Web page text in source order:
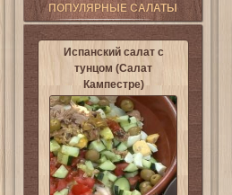
ПОПУЛЯРНЫЕ САЛАТЫ
Испанский салат с
тунцом (Салат
Кампестре)